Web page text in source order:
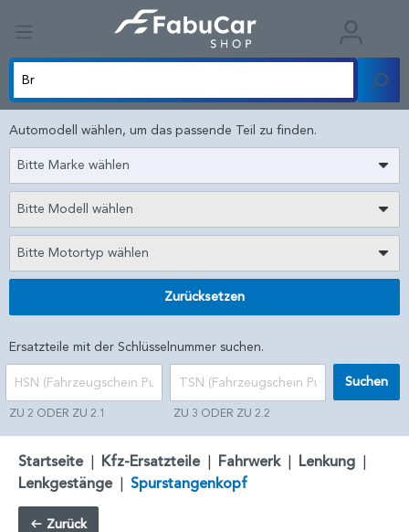
Automodell wählen, um das passende Teil zu finden.
Bitte Marke wählen
Bitte Modell wählen
Bitte Motortyp wählen
Zurücksetzen
Ersatzteile mit der Schlüsselnummer suchen.
ZU 2 ODER ZU 2.1 ZU 3 ODER ZU 2.2
Suchen
Startseite | Kfz-Ersatzteile | Fahrwerk | Lenkung |
Lenkgestänge | Spurstangenkopf
Zurück